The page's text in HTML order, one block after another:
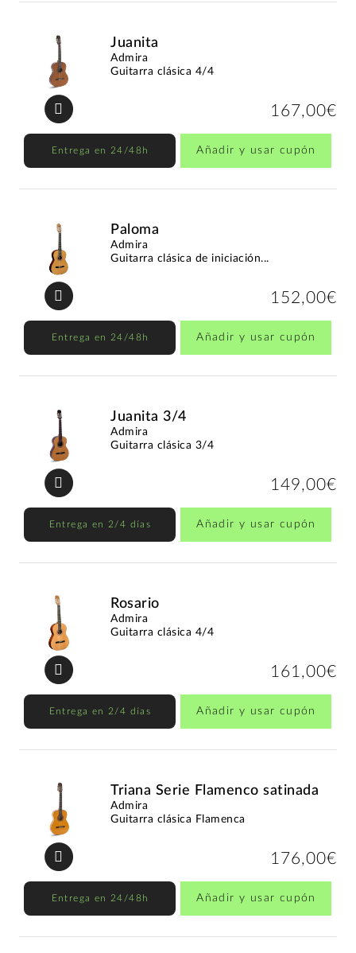
Juanita
Admira
Guitarra clásica 4/4
167,00€
Entrega en 24/48h Añadir y usar cupón
Paloma
Admira
Guitarra clásica de iniciación...
152,00€
Entrega en 24/48h Añadir y usar cupón
Juanita 3/4
Admira
Guitarra clásica 3/4
149,00€
Entrega en 2/4 días Añadir y usar cupón
Rosario
Admira
Guitarra clásica 4/4
161,00€
Entrega en 2/4 días Añadir y usar cupón
Triana Serie Flamenco satinada
Admira
Guitarra clásica Flamenca
176,00€
Entrega en 24/48h Añadir y usar cupón